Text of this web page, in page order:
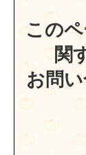
この
関
お問